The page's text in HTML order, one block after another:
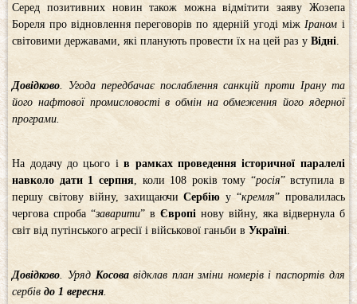
Серед позитивних новин також можна відмітити заяву Жозепа
Бореля про відновлення переговорів по ядерній угоді між Іраном і
світовими державами, які планують провести їх на цей раз уВідні
Довідково . Угода передбачає послаблення санкцій проти Ірану та
його нафтової промисловості в обмін на обмеження його ядерної
програми.
На додачу до цього ів рамках проведення історичної паралелі
навколо дати 1 серпня , коли 108 років тому “росія” вступила в
першу світову війну, захищаючиСербіюу “кремля” провалилась
чергова спроба “заварити” вЄвропі нову війну, яка відвернула б
світ від путінського агресії і військової ганьби вУкраїні
Довідково . Уряд Косовавідклав план зміни номерів і паспортів для
сербівдо 1 вересня